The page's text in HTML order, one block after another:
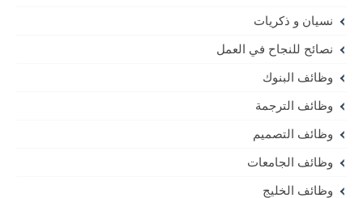
نسيان و ذكريات
نصائح للنجاح في العمل
وظائف البنوك
وظائف الترجمة
وظائف التصميم
وظائف الجامعات
وظائف الخليج